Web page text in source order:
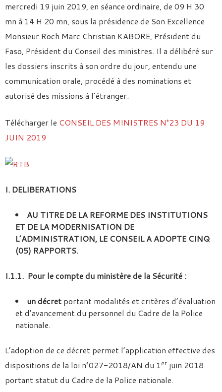
mercredi 19 juin 2019, en séance ordinaire, de 09 H 30
mn à 14 H 20 mn, sous la présidence de Son Excellence
Monsieur Roch Marc Christian KABORE, Président du
Faso, Président du Conseil des ministres. Il a délibéré sur
les dossiers inscrits à son ordre du jour, entendu une
communication orale, procédé à des nominations et
autorisé des missions à l’étranger.
Télécharger le CONSEIL DES MINISTRES N°23 DU 19
JUIN 2019
I. DELIBERATIONS
AU TITRE DE LA REFORME DES INSTITUTIONS
ET DE LA MODERNISATION DE
L’ADMINISTRATION, LE CONSEIL A ADOPTE CINQ
(05) RAPPORTS.
I.1.1. Pour le compte du ministère de la Sécurité :
un décret portant modalités et critères d’évaluation
et d’avancement du personnel du Cadre de la Police
nationale.
L’adoption de ce décret permet l’application effective des
dispositions de la loi n°027-2018/AN du 1er juin 2018
portant statut du Cadre de la Police nationale.